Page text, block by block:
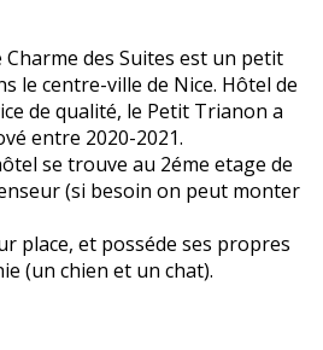
des Suites est un petit
le centre-ville de Nice. Hôtel de
de qualité, le Petit Trianon a
entre 2020-2021.
se trouve au 2éme etage de
(si besoin on peut monter
place, et posséde ses propres
(un chien et un chat).